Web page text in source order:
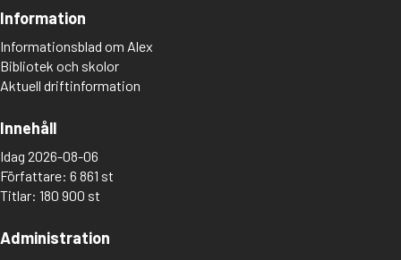
Information
Informationsblad om Alex
Bibliotek och skolor
Aktuell driftinformation
Innehåll
Idag 2026-08-06
Författare: 6 861 st
Titlar: 180 900 st
Administration